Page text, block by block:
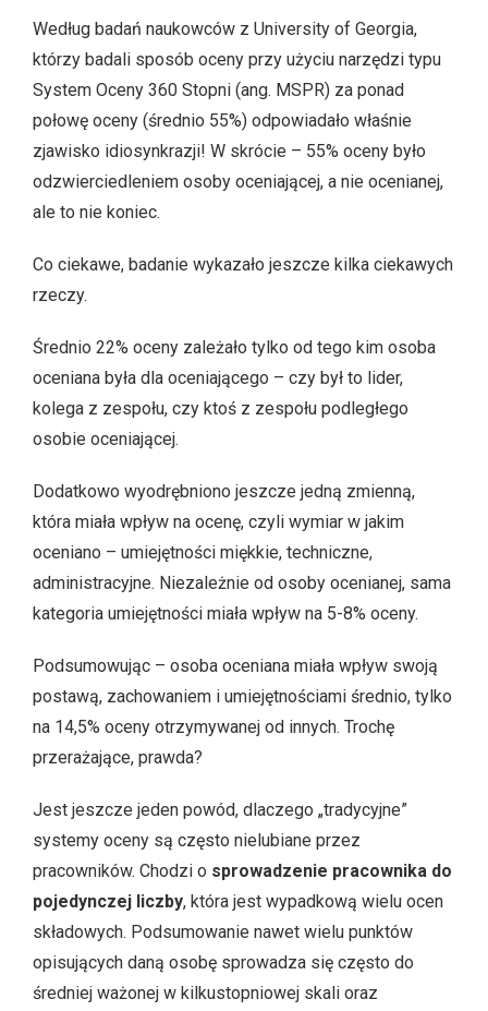
Według badań naukowców z University of Georgia,
którzy badali sposób oceny przy użyciu narzędzi typu
System Oceny 360 Stopni (ang. MSPR) za ponad
połowę oceny (średnio 55%) odpowiadało właśnie
zjawisko idiosynkrazji! W skrócie – 55% oceny było
odzwierciedleniem osoby oceniającej, a nie ocenianej,
ale to nie koniec.
Co ciekawe, badanie wykazało jeszcze kilka ciekawych
rzeczy.
Średnio 22% oceny zależało tylko od tego kim osoba
oceniana była dla oceniającego – czy był to lider,
kolega z zespołu, czy ktoś z zespołu podległego
osobie oceniającej.
Dodatkowo wyodrębniono jeszcze jedną zmienną,
która miała wpływ na ocenę, czyli wymiar w jakim
oceniano – umiejętności miękkie, techniczne,
administracyjne. Niezależnie od osoby ocenianej, sama
kategoria umiejętności miała wpływ na 5-8% oceny.
Podsumowując – osoba oceniana miała wpływ swoją
postawą, zachowaniem i umiejętnościami średnio, tylko
na 14,5% oceny otrzymywanej od innych. Trochę
przerażające, prawda?
Jest jeszcze jeden powód, dlaczego „tradycyjne”
systemy oceny są często nielubiane przez
pracowników. Chodzi o sprowadzenie pracownika do
pojedynczej liczby, która jest wypadkową wielu ocen
składowych. Podsumowanie nawet wielu punktów
opisujących daną osobę sprowadza się często do
średniej ważonej w kilkustopniowej skali oraz